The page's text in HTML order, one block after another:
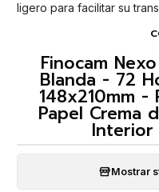
ligero para facilitar su
Finocam
Blanda - 72
148x210mm
Papel Crema
Mostrar